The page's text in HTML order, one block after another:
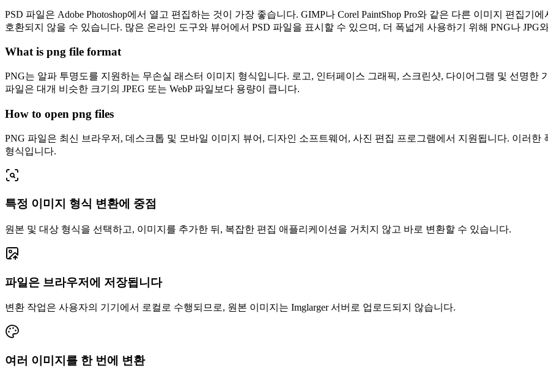
PSD 파일은 Adobe Photoshop에서 열고 편집하는 것이 가장 좋습니다. GIMP나 Corel PaintShop Pro와 같은 다른 이미지 편집기
호환되지 않을 수 있습니다. 많은 온라인 도구와 뷰어에서 PSD 파일을 표시할 수 있으며, 더 폭넓게 사용하기 위해 PNG나 JPG
What is png file format
PNG는 알파 투명도를 지원하는 무손실 래스터 이미지 형식입니다. 로고, 인터페이스 그래픽, 스크린샷, 다이어그램 및 선명한
파일은 대개 비슷한 크기의 JPEG 또는 WebP 파일보다 용량이 큽니다.
How to open png files
PNG 파일은 최신 브라우저, 데스크톱 및 모바일 이미지 뷰어, 디자인 소프트웨어, 사진 편집 프로그램에서 지원됩니다. 이러
형식입니다.
특정 이미지 형식 변환에 중점
원본 및 대상 형식을 선택하고, 이미지를 추가한 뒤, 복잡한 편집 애플리케이션을 거치지 않고 바로 변환할 수 있습니다.
파일은 브라우저에 저장됩니다
변환 작업은 사용자의 기기에서 로컬로 수행되므로, 원본 이미지는 Imglarger 서버로 업로드되지 않습니다.
여러 이미지를 한 번에 변환